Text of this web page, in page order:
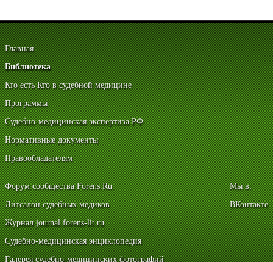
Главная
Библиотека
Кто есть Кто в судебной медицине
Программы
Судебно-медицинская экспертиза РФ
Нормативные документы
Правообладателям
Форум сообщества Forens.Ru
Литсалон судебных медиков
Журнал journal.forens-lit.ru
Судебно-медицинская энциклопедия
Галерея судебно-медицинских фотографий
Мы в:
ВКонтакте